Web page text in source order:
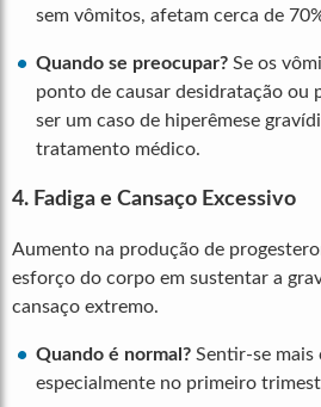
sem vômitos, afetam cerca de
Quando se preocupar? Se os
ponto de causar desidratação ou
ser um caso de hiperêmese
tratamento médico.
4. Fadiga e Cansaço Excessivo
Aumento na produção de
esforço do corpo em sustentar a
cansaço extremo.
Quando é normal? Sentir-se mais
especialmente no primeiro